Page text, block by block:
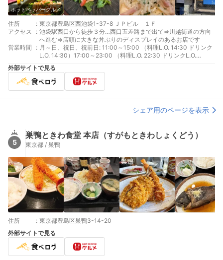
ホットペッパーグルメ
住所 : 東京都豊島区西池袋1-37-8 ＪＰビル １Ｆ
アクセス
: 池袋駅西口から徒歩３分…西口五差路まで出て⇒川越街道の方向
へ進む⇒店頭に大きな丼ぶりのディスプレイのあるお店です
営業時間
: 月～日、祝日、祝前日: 11:00～15:00 （料理L.O. 14:30 ドリンク
L.O. 14:30）17:00～23:00 （料理L.O. 22:30 ドリンクL.O.
22:30）
外部サイトで見る
シェア用のページを表示
5
巣鴨ときわ食堂 本店（すがもときわしょくどう）
東京都 / 巣鴨
住所 : 東京都豊島区巣鴨3-14-20
外部サイトで見る